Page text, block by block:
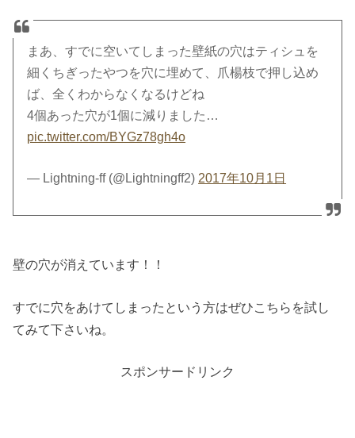
まあ、すでに空いてしまった壁紙の穴はティシュを
細くちぎったやつを穴に埋めて、爪楊枝で押し込め
ば、全くわからなくなるけどね
4個あった穴が1個に減りました…
pic.twitter.com/BYGz78gh4o
— Lightning-ff (@Lightningff2) 2017年10月1日
壁の穴が消えています！！
すでに穴をあけてしまったという方はぜひこちらを試し
てみて下さいね。
スポンサードリンク